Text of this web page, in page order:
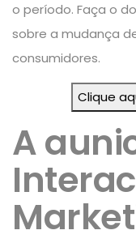
o período. Faça o
sobre a mudança
consumidores.
Clique
A